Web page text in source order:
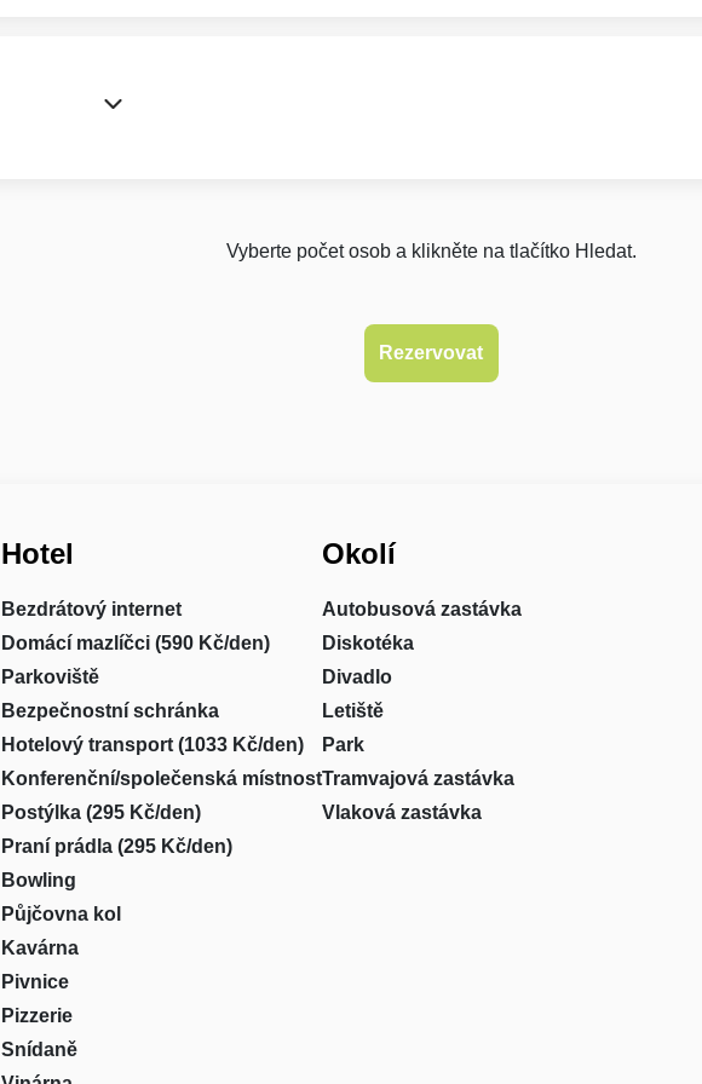
Vyberte počet osob a klikněte na tlačítko Hledat.
Hotel
Bezdrátový internet
Domácí mazlíčci (590 Kč/den)
Parkoviště
Bezpečnostní schránka
Hotelový transport (1033 Kč/den)
Konferenční/společenská místnost
Postýlka (295 Kč/den)
Praní prádla (295 Kč/den)
Bowling
Půjčovna kol
Kavárna
Pivnice
Pizzerie
Snídaně
Okolí
Autobusová zastávka
Diskotéka
Divadlo
Letiště
Park
Tramvajová zastávka
Vlaková zastávka